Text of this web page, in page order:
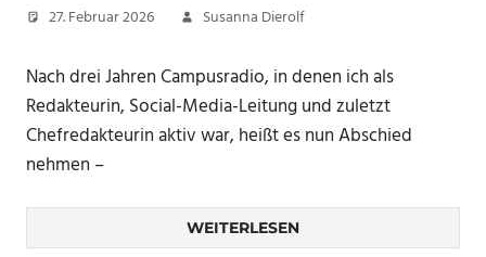
27. Februar 2026 Susanna Dierolf
Nach drei Jahren Campusradio, in denen ich als
Redakteurin, Social-Media-Leitung und zuletzt
Chefredakteurin aktiv war, heißt es nun Abschied
nehmen –
WEITERLESEN